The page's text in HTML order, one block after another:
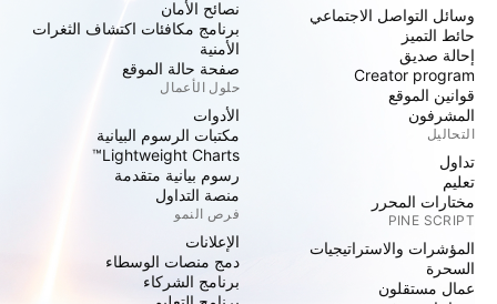
وسائل التواصل الاجتماعي
حائط التميز
إحالة صديق
Creator program
قوانين الموقع
المشرفون
التحاليل
تداول
تعليم
مختارات المحرر
PINE SCRIPT
المؤشرات والاستراتيجيات
السحرة
عمال مستقلون
نصائح الأمان
برنامج مكافئات اكتشاف الثغرات
الأمنية
صفحة حالة الموقع
حلول الأعمال
الأدوات
مكتبات الرسوم البيانية
Lightweight Charts™
رسوم بيانية متقدمة
منصة التداول
فرص النمو
الإعلانات
دمج منصات الوسطاء
برنامج الشركاء